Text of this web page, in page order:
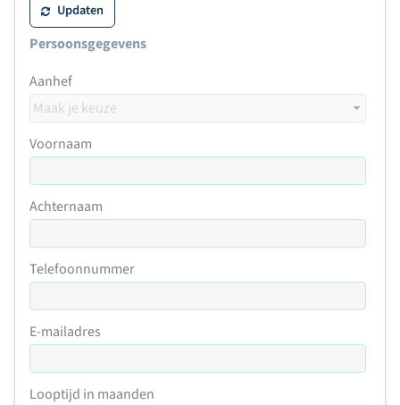
Updaten
Persoonsgegevens
Aanhef
Voornaam
Achternaam
Telefoonnummer
E-mailadres
Looptijd in maanden